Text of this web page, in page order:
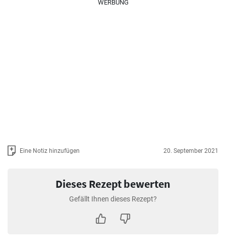
WERBUNG
Eine Notiz hinzufügen 20. September 2021
Dieses Rezept bewerten
Gefällt Ihnen dieses Rezept?